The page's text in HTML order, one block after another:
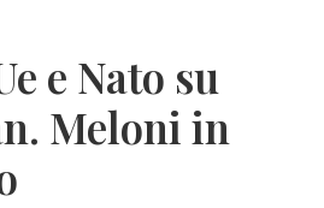
e Nato su
Meloni in